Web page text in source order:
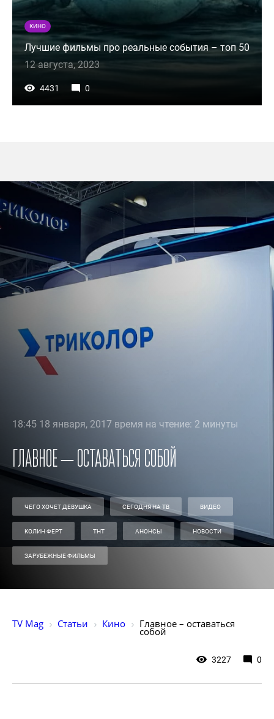
КИНО
Лучшие фильмы про реальные события – топ 50
12 августа, 2023
4431 0
18:45 18 января, 2017 время на чтение: 2 минуты
Главное – оставаться собой
ЧЕГО ХОЧЕТ ДЕВУШКА СЕГОДНЯ НА ТВ ВИДЕО
КОЛИН ФЕРТ ТНТ АНОНСЫ НОВОСТИ
ЗАРУБЕЖНЫЕ ФИЛЬМЫ
TV Mag Статьи Кино Главное – оставаться
собой
3227 0